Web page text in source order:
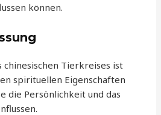
können.
chinesischen Tierkreises ist
spirituellen Eigenschaften
die Persönlichkeit und das